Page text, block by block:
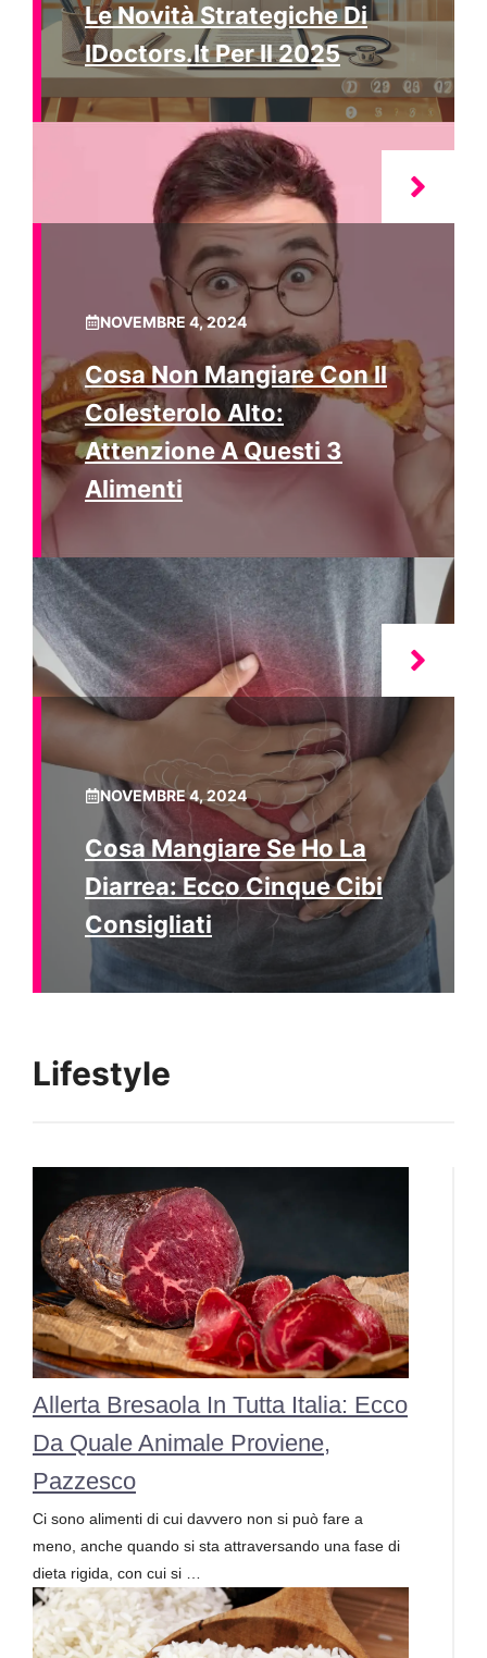
Le Novità Strategiche Di
IDoctors.it Per Il 2025
NOVEMBRE 4, 2024
Cosa Non Mangiare Con Il
Colesterolo Alto:
Attenzione A Questi 3
Alimenti
NOVEMBRE 4, 2024
Cosa Mangiare Se Ho La
Diarrea: Ecco Cinque Cibi
Consigliati
Lifestyle
Allerta Bresaola In Tutta Italia: Ecco
Da Quale Animale Proviene,
Pazzesco
Ci sono alimenti di cui davvero non si può fare a
meno, anche quando si sta attraversando una fase di
dieta rigida, con cui si …